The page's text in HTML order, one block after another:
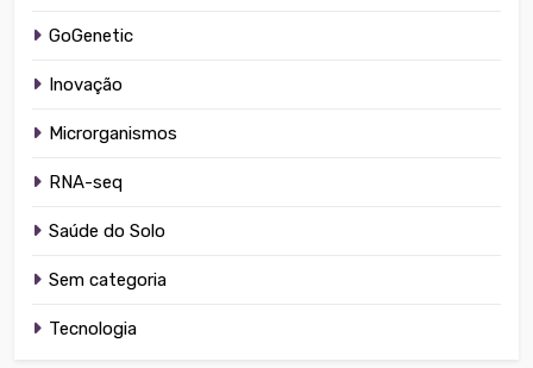
GoGenetic
Inovação
Microrganismos
RNA-seq
Saúde do Solo
Sem categoria
Tecnologia